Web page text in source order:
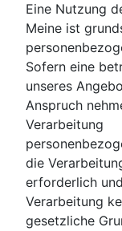
Eine Nutzung
Meine ist
Sofern eine
unseres
Anspruch
Verarbeitung
die
erforderlich
Verarbeitung
gesetzliche